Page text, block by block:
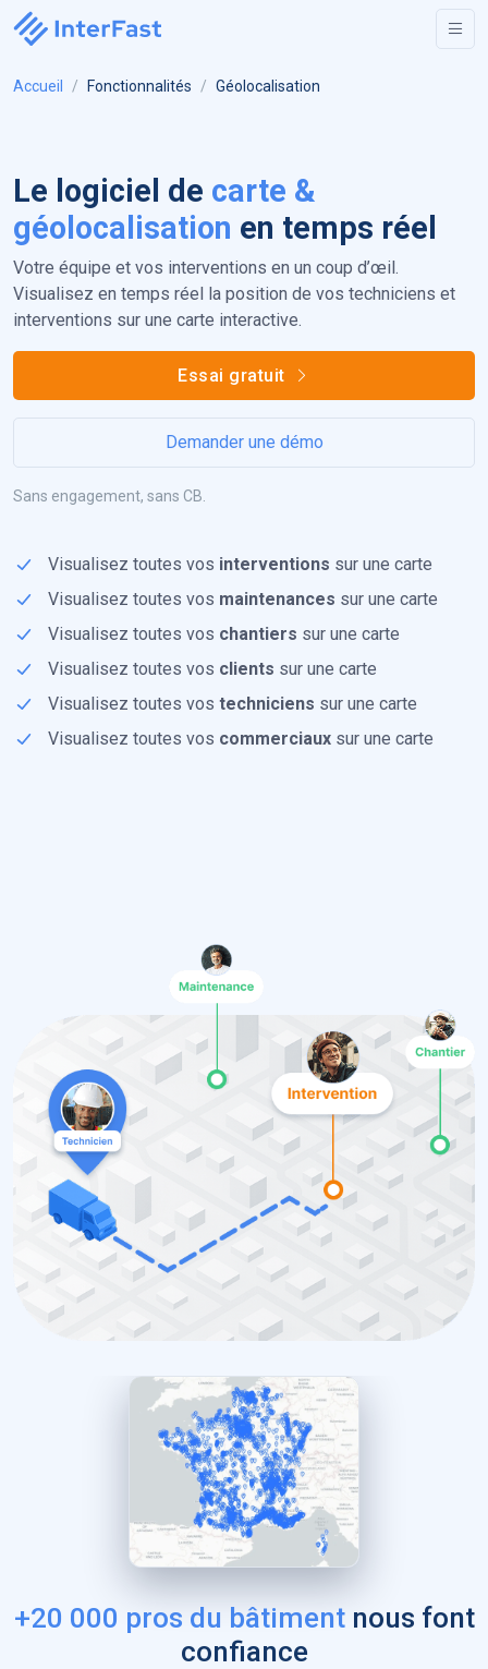
Accueil Fonctionnalités Géolocalisation
Le logiciel de carte &
géolocalisation en temps réel
Votre équipe et vos interventions en un coup d’œil.
Visualisez en temps réel la position de vos techniciens et
interventions sur une carte interactive.
Essai gratuit
Demander une démo
Sans engagement, sans CB.
Visualisez toutes vos interventions sur une carte
Visualisez toutes vos maintenances sur une carte
Visualisez toutes vos chantiers sur une carte
Visualisez toutes vos clients sur une carte
Visualisez toutes vos techniciens sur une carte
Visualisez toutes vos commerciaux sur une carte
+20 000 pros du bâtimentnous font
confiance